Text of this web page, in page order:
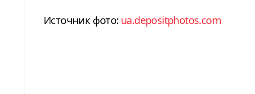
Источник фото: ua.depositphotos.com